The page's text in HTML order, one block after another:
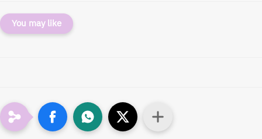
You may like